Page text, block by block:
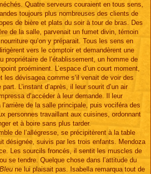
Quatre serveurs couraient en tous sens,
toujours plus nombreuses des clients de
de bière et plats du soir à tour de bras. Des
de la salle, parvenait un fumet divin, témoin
qu’on y préparait. Tous les sens en
vers le comptoir et demandèrent une
propriétaire de l’établissement, un homme de
proéminent. L’espace d’un court moment,
les dévisagea comme s’il venait de voir des
L’instant d’après, il leur sourit d’un air
d’accéder à leur demande. Il leur
de la salle principale, puis vociféra des
personnes travaillant aux cuisines, ordonnant
et à boire sans plus tarder.
de l’allégresse, se précipitèrent à la table
désignée, suivis par les trois enfants. Mendoza
Les sourcils froncés, il sentit les muscles de
se tendre. Quelque chose dans l’attitude du
ne lui plaisait pas. Isabella remarqua tout de